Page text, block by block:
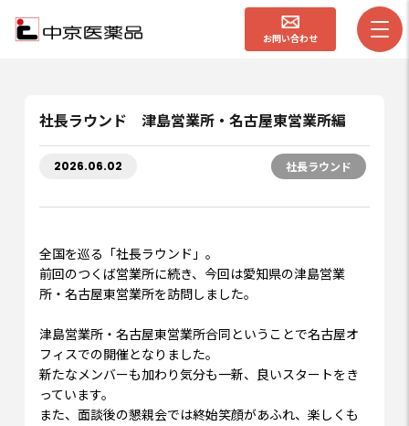
お問い合わせ
社長ラウンド 津島営業所・名古屋東営業所編
2026.06.02 社長ラウンド
全国を巡る「社長ラウンド」。
前回のつくば営業所に続き、今回は愛知県の津島営業
所・名古屋東営業所を訪問しました。
津島営業所・名古屋東営業所合同ということで名古屋オ
フィスでの開催となりました。
新たなメンバーも加わり気分も一新、良いスタートをき
っています。
また、面談後の懇親会では終始笑顔があふれ、楽しくも